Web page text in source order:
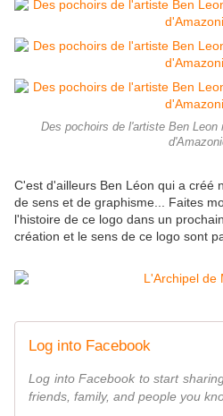
Des pochoirs de l'artiste Ben Leon
C'est d'ailleurs Ben Léon qui a créé
de sens et de graphisme... Faites
l'histoire de ce logo dans un
création et le sens de ce logo sont
Log into Facebook
Log into Facebook to start
friends, family, and people you